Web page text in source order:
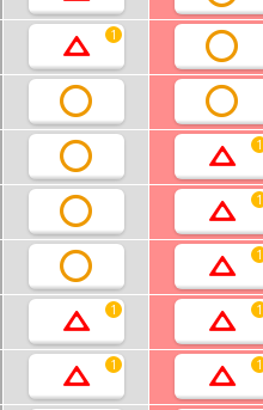
1
1
1
1
1 1
1 1